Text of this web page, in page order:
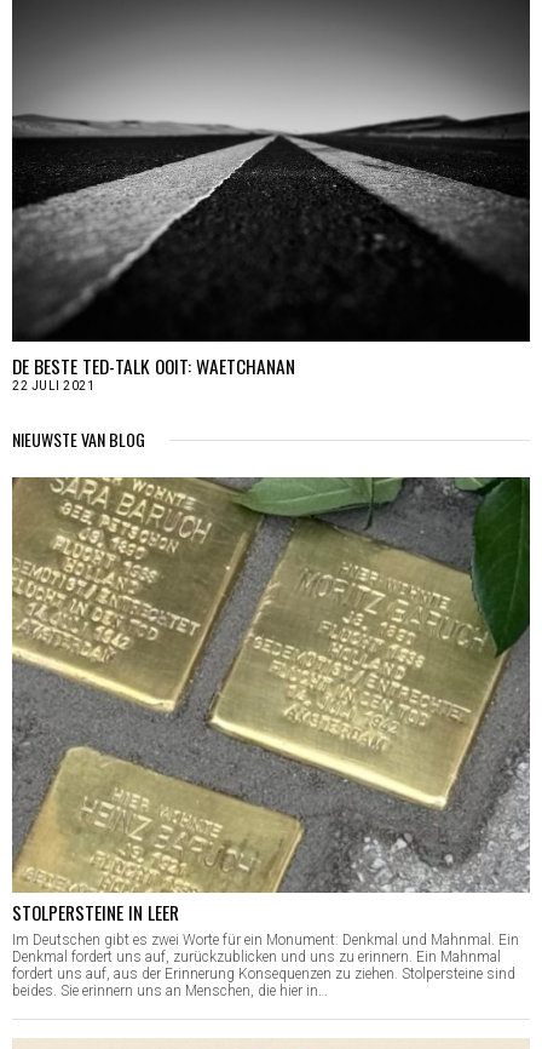
DE BESTE TED-TALK OOIT: WAETCHANAN
22 JULI 2021
NIEUWSTE VAN BLOG
STOLPERSTEINE IN LEER
Im Deutschen gibt es zwei Worte für ein Monument: Denkmal und Mahnmal. Ein
Denkmal fordert uns auf, zurückzublicken und uns zu erinnern. Ein Mahnmal
fordert uns auf, aus der Erinnerung Konsequenzen zu ziehen. Stolpersteine sind
beides. Sie erinnern uns an Menschen, die hier in…